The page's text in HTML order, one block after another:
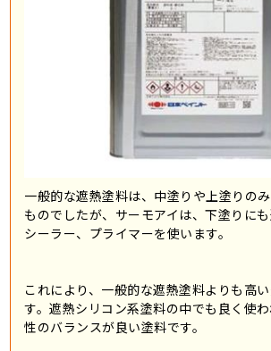
一般的な遮熱塗料は、中塗りや上塗りの
ものでしたが、サーモアイは、下塗りに
シーラー、プライマーを使います。
これにより、一般的な遮熱塗料よりも高
す。遮熱シリコン系塗料の中でも良く使
性のバランスが良い塗料です。